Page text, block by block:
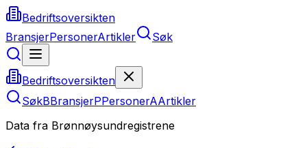
Bedriftsoversikten
BransjerPersonerArtikler Søk
Bedriftsoversikten
SøkBBransjerPPersonerAArtikler
Data fra Brønnøysundregistrene